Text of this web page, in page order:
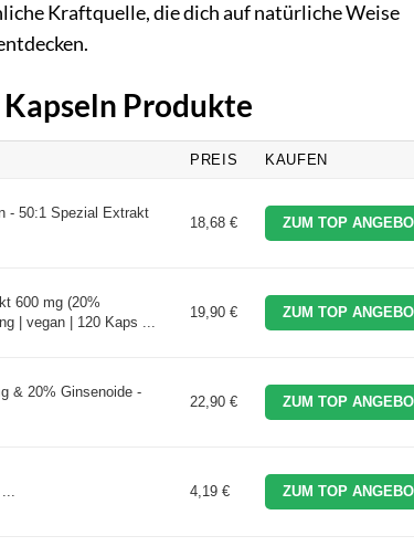
Kraftquelle, die dich auf natürliche Weise
Produkte
PREIS KAUFEN
- 50:1 Spezial Extrakt
18,68 € ZUM TOP
600 mg (20%
| vegan | 120 Kaps ...
19,90 € ZUM TOP
& 20% Ginsenoide -
22,90 € ZUM TOP
4,19 € ZUM TOP